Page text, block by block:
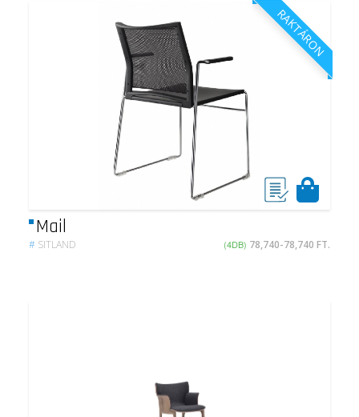
RAKTÁRON
Mail
# SITLAND (4DB) 78,740-78,740 FT.